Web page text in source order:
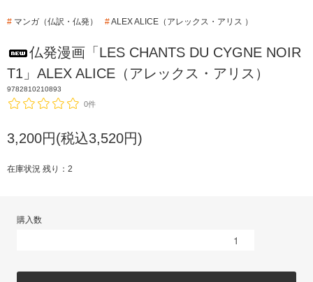
# マンガ（仏訳・仏発） #ALEX ALICE（アレックス・アリス ）
仏発漫画「LES CHANTS DU CYGNE NOIR
T1」ALEX ALICE（アレックス・アリス）
9782810210893
0件
3,200円(税込3,520円)
在庫状況 残り：2
購入数